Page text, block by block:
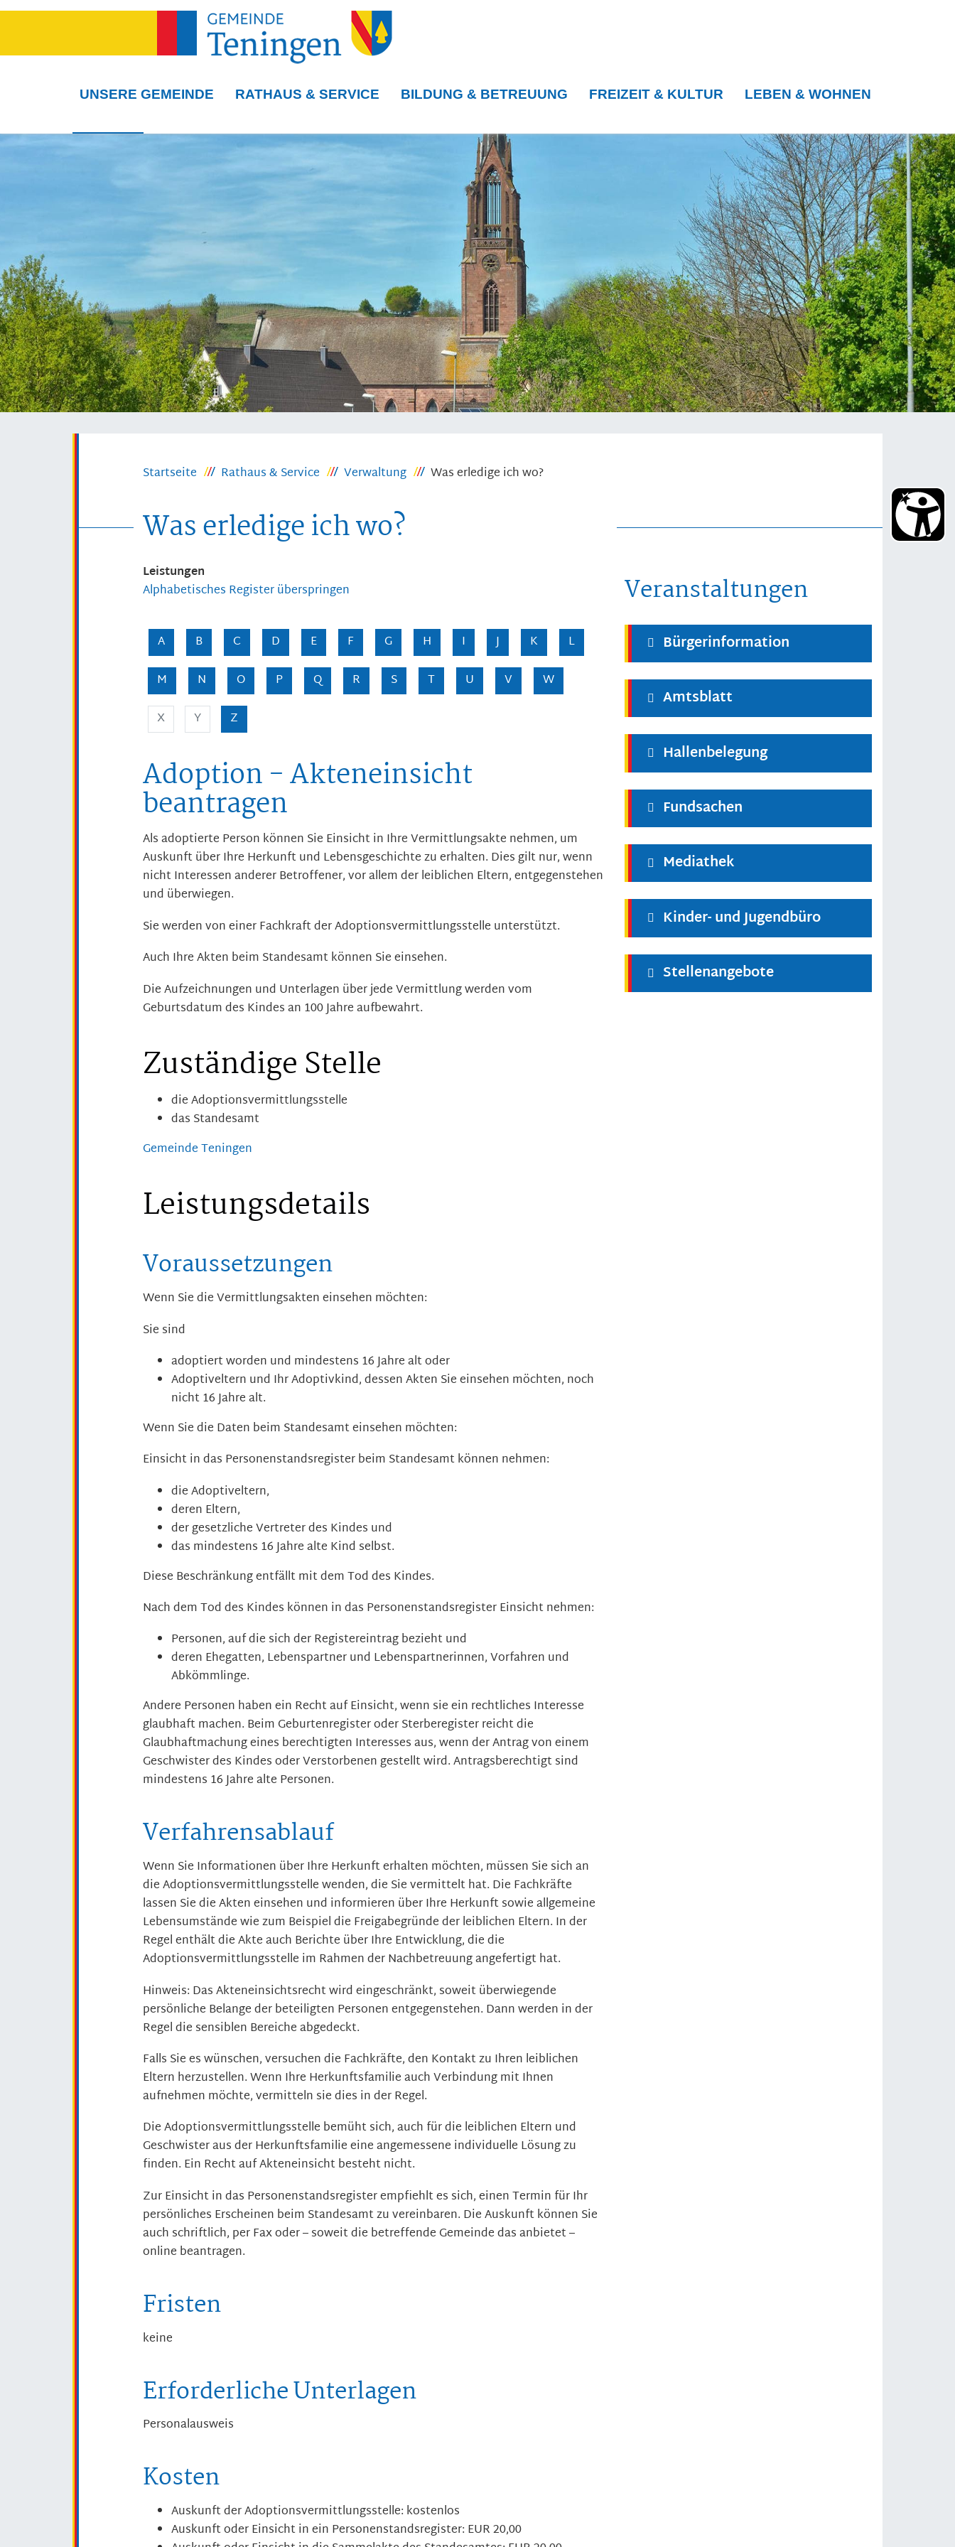
UNSERE GEMEINDE RATHAUS & SERVICE BILDUNG & BETREUUNG FREIZEIT & KULTUR LEBEN & WOHNEN
Startseite Rathaus & Service Verwaltung Was erledige ich wo?
Was erledige ich wo?
Leistungen
Alphabetisches Register überspringen
A B C D E F G H I J K
L
M
N O P Q R S T U V
W
X
Y Z
Adoption - Akteneinsicht
beantragen
Als adoptierte Person können Sie Einsicht in Ihre Vermittlungsakte nehmen, um
Auskunft über Ihre Herkunft und Lebensgeschichte zu erhalten. Dies gilt nur, wenn
nicht Interessen anderer Betroffener, vor allem der leiblichen Eltern, entgegenstehen
und überwiegen.
Sie werden von einer Fachkraft der Adoptionsvermittlungsstelle unterstützt.
Auch Ihre Akten beim Standesamt können Sie einsehen.
Die Aufzeichnungen und Unterlagen über jede Vermittlung werden vom
Geburtsdatum des Kindes an 100 Jahre aufbewahrt.
Zuständige Stelle
die Adoptionsvermittlungsstelle
das Standesamt
Gemeinde Teningen
Leistungsdetails
Voraussetzungen
Wenn Sie die Vermittlungsakten einsehen möchten:
Sie sind
adoptiert worden und mindestens 16 Jahre alt oder
Adoptiveltern und Ihr Adoptivkind, dessen Akten Sie einsehen möchten, noch
nicht 16 Jahre alt.
Wenn Sie die Daten beim Standesamt einsehen möchten:
Einsicht in das Personenstandsregister beim Standesamt können nehmen:
die Adoptiveltern,
deren Eltern,
der gesetzliche Vertreter des Kindes und
das mindestens 16 Jahre alte Kind selbst.
Diese Beschränkung entfällt mit dem Tod des Kindes.
Nach dem Tod des Kindes können in das Personenstandsregister Einsicht nehmen:
Personen, auf die sich der Registereintrag bezieht und
deren Ehegatten, Lebenspartner und Lebenspartnerinnen, Vorfahren und
Abkömmlinge.
Andere Personen haben ein Recht auf Einsicht, wenn sie ein rechtliches Interesse
glaubhaft machen. Beim Geburtenregister oder Sterberegister reicht die
Glaubhaftmachung eines berechtigten Interesses aus, wenn der Antrag von einem
Geschwister des Kindes oder Verstorbenen gestellt wird. Antragsberechtigt sind
mindestens 16 Jahre alte Personen.
Verfahrensablauf
Wenn Sie Informationen über Ihre Herkunft erhalten möchten, müssen Sie sich an
die Adoptionsvermittlungsstelle wenden, die Sie vermittelt hat. Die Fachkräfte
lassen Sie die Akten einsehen und informieren über Ihre Herkunft sowie allgemeine
Lebensumstände wie zum Beispiel die Freigabegründe der leiblichen Eltern. In der
Regel enthält die Akte auch Berichte über Ihre Entwicklung, die die
Adoptionsvermittlungsstelle im Rahmen der Nachbetreuung angefertigt hat.
Hinweis: Das Akteneinsichtsrecht wird eingeschränkt, soweit überwiegende
persönliche Belange der beteiligten Personen entgegenstehen. Dann werden in der
Regel die sensiblen Bereiche abgedeckt.
Falls Sie es wünschen, versuchen die Fachkräfte, den Kontakt zu Ihren leiblichen
Eltern herzustellen. Wenn Ihre Herkunftsfamilie auch Verbindung mit Ihnen
aufnehmen möchte, vermitteln sie dies in der Regel.
Die Adoptionsvermittlungsstelle bemüht sich, auch für die leiblichen Eltern und
Geschwister aus der Herkunftsfamilie eine angemessene individuelle Lösung zu
finden. Ein Recht auf Akteneinsicht besteht nicht.
Zur Einsicht in das Personenstandsregister empfiehlt es sich, einen Termin für Ihr
persönliches Erscheinen beim Standesamt zu vereinbaren. Die Auskunft können Sie
auch schriftlich, per Fax oder – soweit die betreffende Gemeinde das anbietet –
online beantragen.
Fristen
keine
Erforderliche Unterlagen
Personalausweis
Kosten
Auskunft der Adoptionsvermittlungsstelle: kostenlos
Auskunft oder Einsicht in ein Personenstandsregister: EUR 20,00
Veranstaltungen
Bürgerinformation
Amtsblatt
Hallenbelegung
Fundsachen
Mediathek
Kinder- und Jugendbüro
Stellenangebote